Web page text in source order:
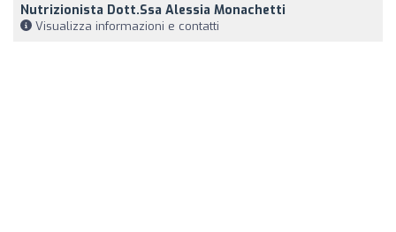
Nutrizionista Dott.ssa Alessia Monachetti
Visualizza informazioni e contatti